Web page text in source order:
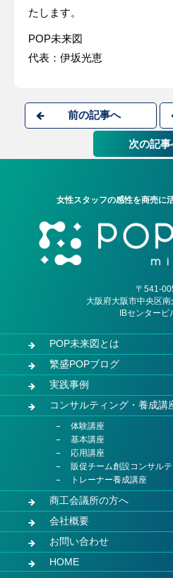
たします。
POP未来図
代表：伊坂光恵
前の記事へ
次の記事
女性スタッフの感性を商売に
〒541-
大阪府大阪市中央区
IBセンタービ
POP未来図とは
繁盛POPブログ
実践事例
コンサルティング・養成講
体験講座
基本講座
応用講座
販促チーム創設コンサル
トレーナー養成講座
商工会議所の方へ
会社概要
お問い合わせ
HOME